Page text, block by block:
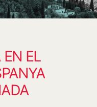
EN EL